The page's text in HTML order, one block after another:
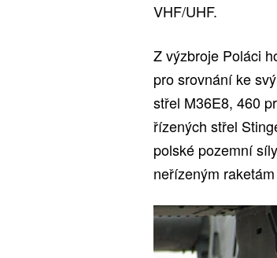
VHF/UHF.
Z výzbroje Poláci
pro srovnání ke
střel M36E8, 460
řízených střel
polské pozemní
neřízeným